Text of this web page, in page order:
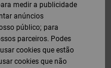
medir a publicidade
anúncios
público; para
parceiros. Podes
cookies que estão
cookies que não